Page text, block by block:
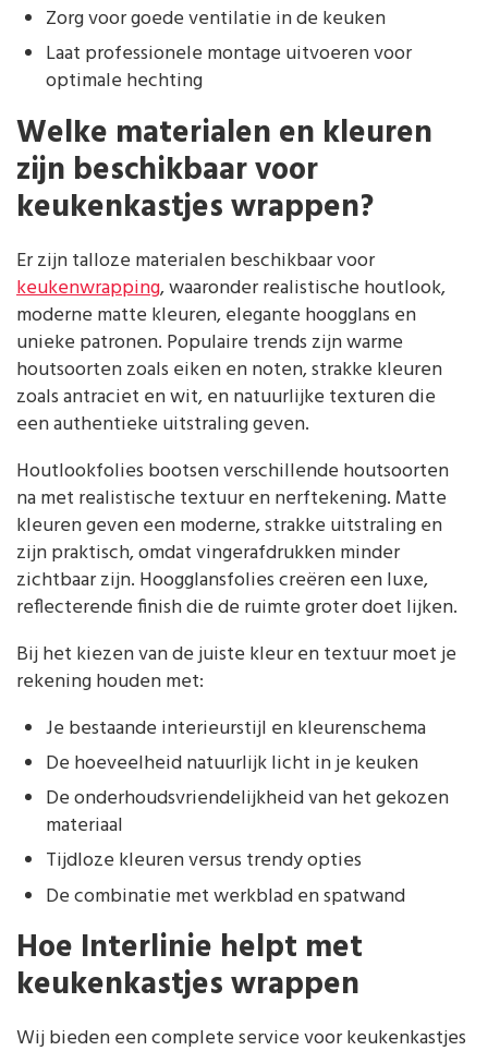
Zorg voor goede ventilatie in de keuken
Laat professionele montage uitvoeren voor
optimale hechting
Welke materialen en kleuren
zijn beschikbaar voor
keukenkastjes wrappen?
Er zijn talloze materialen beschikbaar voor
keukenwrapping, waaronder realistische houtlook,
moderne matte kleuren, elegante hoogglans en
unieke patronen. Populaire trends zijn warme
houtsoorten zoals eiken en noten, strakke kleuren
zoals antraciet en wit, en natuurlijke texturen die
een authentieke uitstraling geven.
Houtlookfolies bootsen verschillende houtsoorten
na met realistische textuur en nerftekening. Matte
kleuren geven een moderne, strakke uitstraling en
zijn praktisch, omdat vingerafdrukken minder
zichtbaar zijn. Hoogglansfolies creëren een luxe,
reflecterende finish die de ruimte groter doet lijken.
Bij het kiezen van de juiste kleur en textuur moet je
rekening houden met:
Je bestaande interieurstijl en kleurenschema
De hoeveelheid natuurlijk licht in je keuken
De onderhoudsvriendelijkheid van het gekozen
materiaal
Tijdloze kleuren versus trendy opties
De combinatie met werkblad en spatwand
Hoe Interlinie helpt met
keukenkastjes wrappen
Wij bieden een complete service voor keukenkastjes